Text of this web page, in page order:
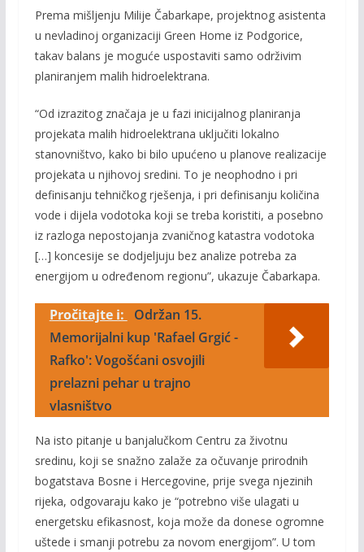
Prema mišljenju Milije Čabarkape, projektnog asistenta
u nevladinoj organizaciji Green Home iz Podgorice,
takav balans je moguće uspostaviti samo održivim
planiranjem malih hidroelektrana.
“Od izrazitog značaja je u fazi inicijalnog planiranja
projekata malih hidroelektrana uključiti lokalno
stanovništvo, kako bi bilo upućeno u planove realizacije
projekata u njihovoj sredini. To je neophodno i pri
definisanju tehničkog rješenja, i pri definisanju količina
vode i dijela vodotoka koji se treba koristiti, a posebno
iz razloga nepostojanja zvaničnog katastra vodotoka
[…] koncesije se dodjeljuju bez analize potreba za
energijom u određenom regionu”, ukazuje Čabarkapa.
Pročitajte i:
Održan 15.
Memorijalni kup 'Rafael Grgić -
Rafko': Vogošćani osvojili
prelazni pehar u trajno
vlasništvo
Na isto pitanje u banjalučkom Centru za životnu
sredinu, koji se snažno zalaže za očuvanje prirodnih
bogatstava Bosne i Hercegovine, prije svega njezinih
rijeka, odgovaraju kako je “potrebno više ulagati u
energetsku efikasnost, koja može da donese ogromne
uštede i smanji potrebu za novom energijom”. U tom